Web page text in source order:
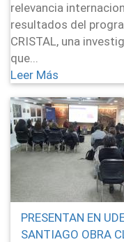
relevancia
resultados del
CRISTAL, una
que...
Leer Más
PRESENTAN EN
SANTIAGO OBRA